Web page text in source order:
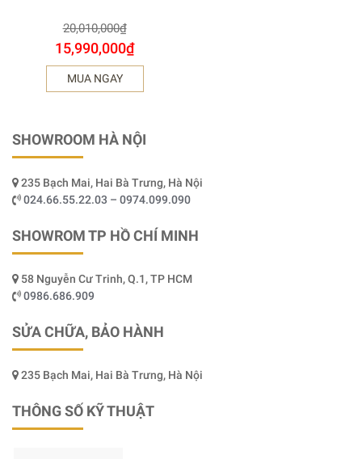
20,010,000₫
15,990,000₫
MUA NGAY
SHOWROOM HÀ NỘI
235 Bạch Mai, Hai Bà Trưng, Hà Nội
024.66.55.22.03 – 0974.099.090
SHOWROM TP HỒ CHÍ MINH
58 Nguyễn Cư Trinh, Q.1, TP HCM
0986.686.909
SỬA CHỮA, BẢO HÀNH
235 Bạch Mai, Hai Bà Trưng, Hà Nội
THÔNG SỐ KỸ THUẬT